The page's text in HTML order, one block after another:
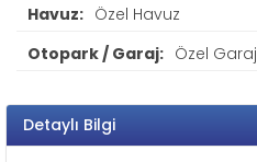
Havuz: Özel Havuz
Otopark / Garaj: Özel Garaj
Detaylı Bilgi